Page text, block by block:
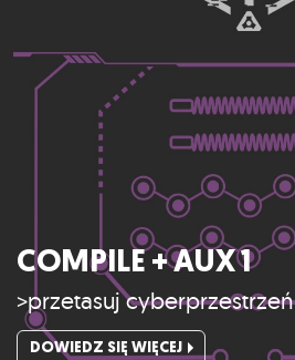
COMPILE + AUX 1
>przetasuj cyberprzestrzeń
DOWIEDZ SIĘ WIĘCEJ